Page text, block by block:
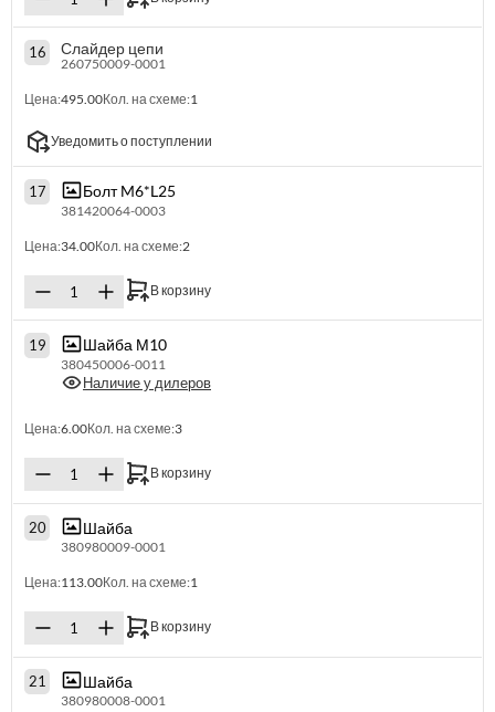
16 Слайдер цепи
260750009-0001
Цена:495.00Кол. на схеме:1
Уведомить о поступлении
17 Болт M6*L25
381420064-0003
Цена:34.00Кол. на схеме:2
В корзину
19 Шайба М10
380450006-0011
Наличие у дилеров
Цена:6.00Кол. на схеме:3
В корзину
20 Шайба
380980009-0001
Цена:113.00Кол. на схеме:1
В корзину
21 Шайба
380980008-0001